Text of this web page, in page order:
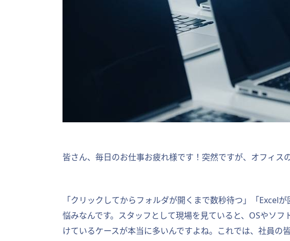
皆さん、毎日のお仕事お疲れ様です！突然ですが、オフィス
「クリックしてからフォルダが開くまで数秒待つ」「Excel
悩みなんです。スタッフとして現場を見ていると、OSやソ
けているケースが本当に多いんですよね。これでは、社員の